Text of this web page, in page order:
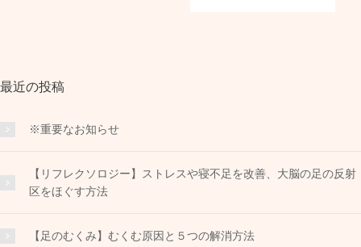
最近の投稿
※重要なお知らせ
【リフレクソロジー】ストレスや寝不足を改善、大脳の足の反射
区をほぐす方法
【足のむくみ】むくむ原因と５つの解消方法